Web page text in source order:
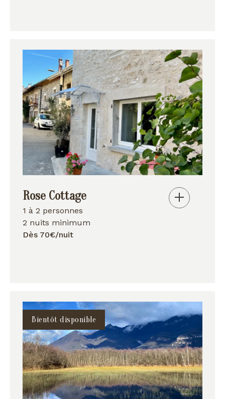
Rose Cottage
1 à 2 personnes
2 nuits minimum
Dès 70€/nuit
Bientôt disponible